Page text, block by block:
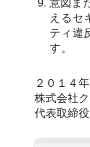
意図ま
えるセ
ティ違
す。
２０１４
株式会社
代表取締